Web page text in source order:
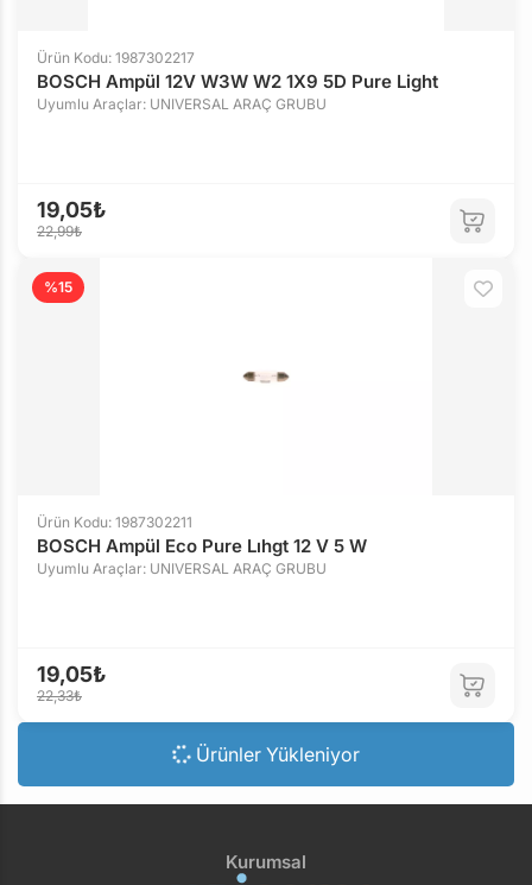
Ürün Kodu: 1987302217
BOSCH Ampül 12V W3W W2 1X9 5D Pure Light
Uyumlu Araçlar: UNIVERSAL ARAÇ GRUBU
19,05₺
22,99₺
%15
Ürün Kodu: 1987302211
BOSCH Ampül Eco Pure Lıhgt 12 V 5 W
Uyumlu Araçlar: UNIVERSAL ARAÇ GRUBU
19,05₺
22,33₺
Ürünler Yükleniyor
Kurumsal